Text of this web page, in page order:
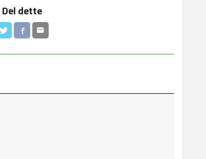
Del dette